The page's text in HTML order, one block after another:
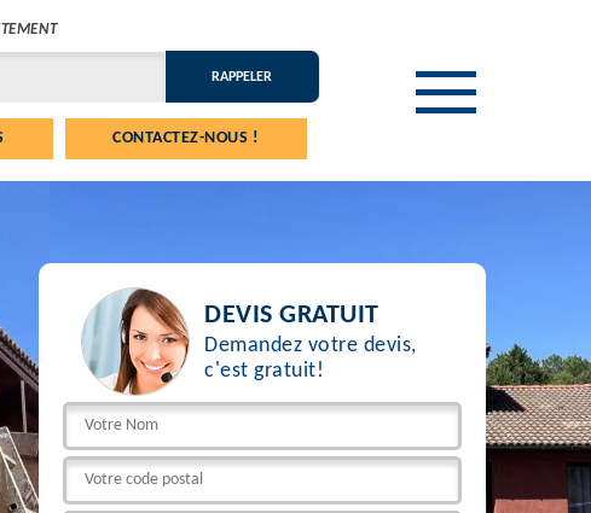
CONTACTEZ-NOUS !
DEVIS GRATUIT
Demandez votre devis,
c'est gratuit!